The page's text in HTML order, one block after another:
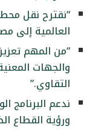
“نقترح نقل
العالمية إلى
“من المهم
والجهات
التقاوي.”
ندعم البرنامج
ورؤية القطاع